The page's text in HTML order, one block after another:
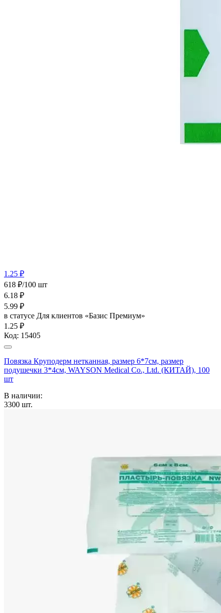
1.25 ₽
618 ₽/100 шт
6.18 ₽
5.99 ₽
в статусе Для клиентов «Базис Премиум»
1.25 ₽
Код: 15405
Повязка Круподерм нетканная, размер 6*7см, размер
подушечки 3*4см, WAYSON Medical Co., Ltd. (КИТАЙ), 100
шт
В наличии:
3300 шт.